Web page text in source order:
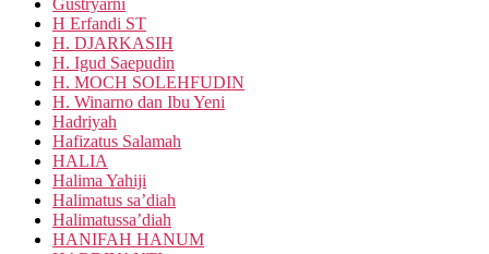
Gustryarni
H Erfandi ST
H. DJARKASIH
H. Igud Saepudin
H. MOCH SOLEHFUDIN
H. Winarno dan Ibu Yeni
Hadriyah
Hafizatus Salamah
HALIA
Halima Yahiji
Halimatus sa’diah
Halimatussa’diah
HANIFAH HANUM